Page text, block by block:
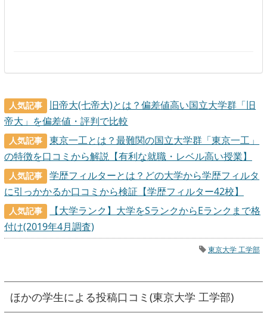
人気記事
旧帝大(七帝大)とは？偏差値高い国立大学群「旧
帝大」を偏差値・評判で比較
人気記事
東京一工とは？最難関の国立大学群「東京一工」
の特徴を口コミから解説【有利な就職・レベル高い授業】
人気記事
学歴フィルターとは？どの大学から学歴フィルタ
に引っかかるか口コミから検証【学歴フィルター42校】
人気記事
【大学ランク】大学をSランクからEランクまで格
付け(2019年4月調査)
東京大学 工学部
ほかの学生による投稿口コミ(東京大学 工学部)